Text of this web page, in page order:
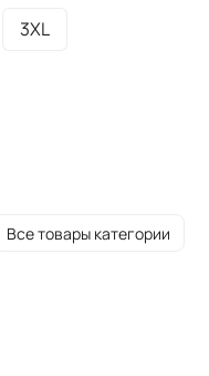
3XL
Все товары категории